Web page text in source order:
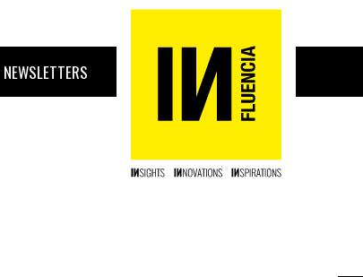
NEWSLETTERS